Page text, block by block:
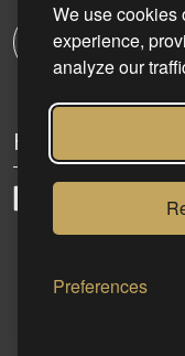
We use cookies
experience,
analyze our
Preferences
Kapcsolatfelvétel
Kövess minket: